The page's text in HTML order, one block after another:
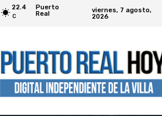
22.4
C
Puerto
Real
viernes, 7 agosto,
2026